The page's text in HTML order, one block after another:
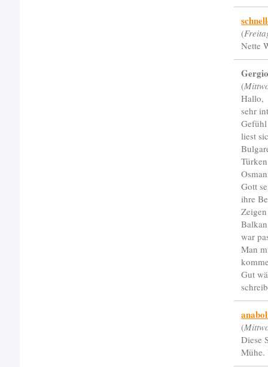
(
Nette
(
Hallo,
sehr
liest
Gott
ihre
war
Man
Gut
(
Diese